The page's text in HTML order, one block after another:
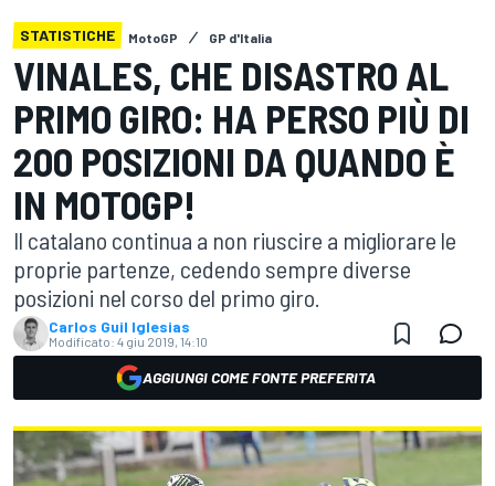
STATISTICHE MotoGP GP d'Italia
VINALES, CHE DISASTRO AL
PRIMO GIRO: HA PERSO PIÙ DI
200 POSIZIONI DA QUANDO È
IN MOTOGP!
Il catalano continua a non riuscire a migliorare le
proprie partenze, cedendo sempre diverse
posizioni nel corso del primo giro.
Carlos Guil Iglesias
Modificato: 4 giu 2019, 14:10
AGGIUNGI COME FONTE PREFERITA